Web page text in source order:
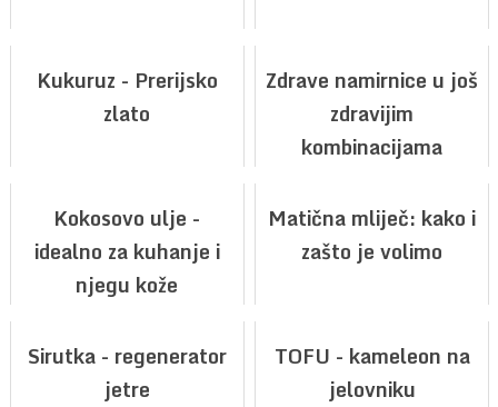
Kukuruz - Prerijsko
zlato
Zdrave namirnice u još
zdravijim
kombinacijama
Kokosovo ulje -
idealno za kuhanje i
njegu kože
Matična mliječ: kako i
zašto je volimo
Sirutka - regenerator
jetre
TOFU - kameleon na
jelovniku